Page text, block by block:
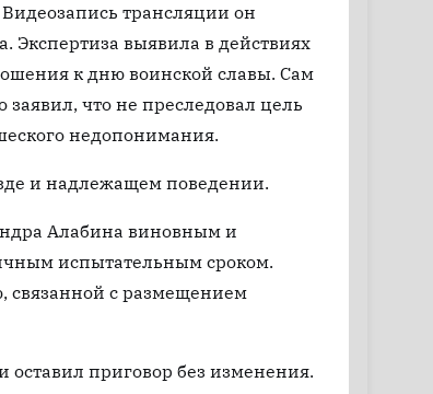
трансляции он
Экспертиза выявила в действиях
к дню воинской славы. Сам
что не преследовал цель
недопонимания.
и надлежащем поведении.
Алабина виновным и
испытательным сроком.
связанной с размещением
приговор без изменения.